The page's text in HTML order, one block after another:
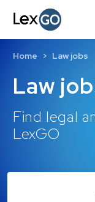
Law
Find legal
LexGO
Home Law jobs